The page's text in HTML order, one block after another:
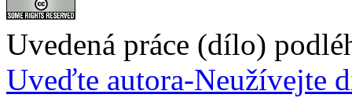
Uvedená práce (dílo)
Uveďte autora-Neužívejte